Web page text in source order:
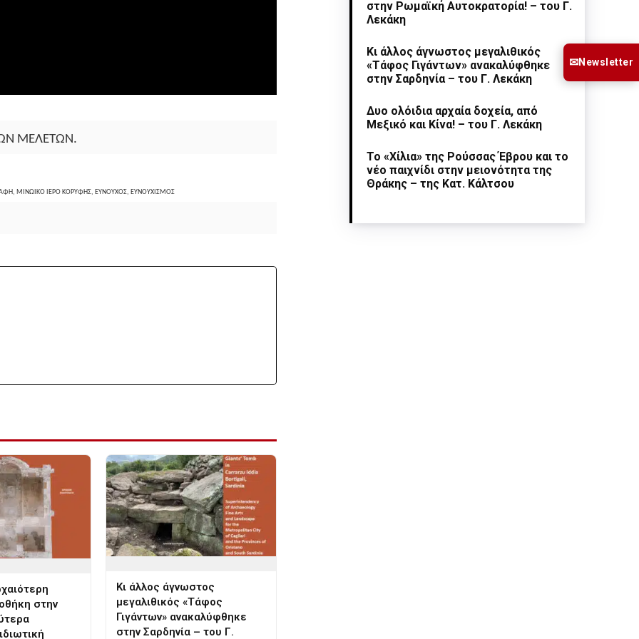
ΜΕΛΕΤΩΝ.
ΜΙΝΩΙΚΟ ΙΕΡΟ ΚΟΡΥΦΗΣ, ΕΥΝΟΥΧΟΣ, ΕΥΝΟΥΧΙΣΜΟΣ
στην
Κι άλλος άγνωστος
μεγαλιθικός «Τάφος
Γιγάντων» ανακαλύφθηκε
στην Σαρδηνία – του Γ.
στην Ρωμαϊκή Αυτοκρατορία! – του Γ.
Λεκάκη
Κι άλλος άγνωστος μεγαλιθικός
«Τάφος Γιγάντων» ανακαλύφθηκε
στην Σαρδηνία – του Γ. Λεκάκη
Δυο ολόιδια αρχαία δοχεία, από
Μεξικό και Κίνα! – του Γ. Λεκάκη
Το «Χίλια» της Ρούσσας Έβρου και το
νέο παιχνίδι στην μειονότητα της
Θράκης – της Κατ. Κάλτσου
✉Newsletter